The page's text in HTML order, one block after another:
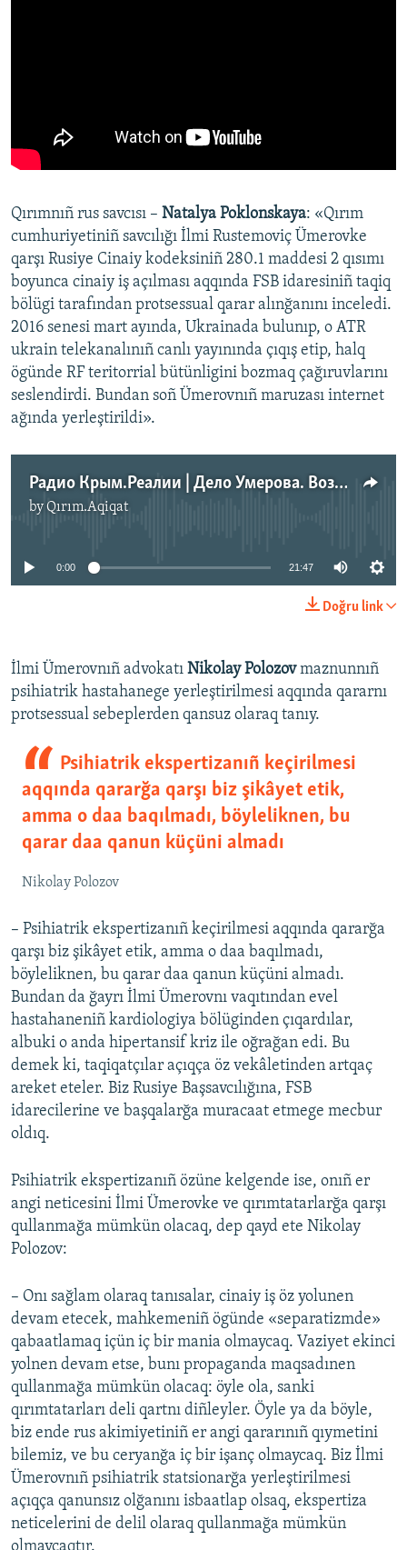
Qırımnıñ rus savcısı – Natalya Poklonskaya: «Qırım
cumhuriyetiniñ savcılığı İlmi Rustemoviç Ümerovke
qarşı Rusiye Cinaiy kodeksiniñ 280.1 maddesi 2 qısımı
boyunca cinaiy iş açılması aqqında FSB idaresiniñ taqiq
bölügi tarafından protsessual qarar alınğanını inceledi.
2016 senesi mart ayında, Ukrainada bulunıp, o ATR
ukrain telekanalınıñ canlı yayınında çıqış etip, halq
ögünde RF teritorrial bütünligini bozmaq çağıruvlarını
seslendirdi. Bundan soñ Ümerovnıñ maruzası internet
ağında yerleştirildi».
Радио Крым.Реалии | Дело Умерова. Возвращение карательной психиатрии на полуостров
byQırım.Aqiqat
No media source currently available
0:00 21:47
Doğru link
İlmi Ümerovnıñ advokatı Nikolay Polozovmaznunnıñ
psihiatrik hastahanege yerleştirilmesi aqqında qararnı
protsessual sebeplerden qansuz olaraq tanıy.
Psihiatrik ekspertizanıñ keçirilmesi
aqqında qararğa qarşı biz şikâyet etik,
amma o daa baqılmadı, böyleliknen, bu
qarar daa qanun küçüni almadı
Nikolay Polozov
– Psihiatrik ekspertizanıñ keçirilmesi aqqında qararğa
qarşı biz şikâyet etik, amma o daa baqılmadı,
böyleliknen, bu qarar daa qanun küçüni almadı.
Bundan da ğayrı İlmi Ümerovnı vaqıtından evel
hastahaneniñ kardiologiya bölüginden çıqardılar,
albuki o anda hipertansif kriz ile oğrağan edi. Bu
demek ki, taqiqatçılar açıqça öz vekâletinden artqaç
areket eteler. Biz Rusiye Başsavcılığına, FSB
idarecilerine ve başqalarğa muracaat etmege mecbur
oldıq.
Psihiatrik ekspertizanıñ özüne kelgende ise, onıñ er
angi neticesini İlmi Ümerovke ve qırımtatarlarğa qarşı
qullanmağa mümkün olacaq, dep qayd ete Nikolay
Polozov:
– Onı sağlam olaraq tanısalar, cinaiy iş öz yolunen
devam etecek, mahkemeniñ ögünde «separatizmde»
qabaatlamaq içün iç bir mania olmaycaq. Vaziyet ekinci
yolnen devam etse, bunı propaganda maqsadınen
qullanmağa mümkün olacaq: öyle ola, sanki
qırımtatarları deli qartnı diñleyler. Öyle ya da böyle,
biz ende rus akimiyetiniñ er angi qararınıñ qıymetini
bilemiz, ve bu ceryanğa iç bir işanç olmaycaq. Biz İlmi
Ümerovnıñ psihiatrik statsionarğa yerleştirilmesi
açıqça qanunsız olğanını isbaatlap olsaq, ekspertiza
neticelerini de delil olaraq qullanmağa mümkün